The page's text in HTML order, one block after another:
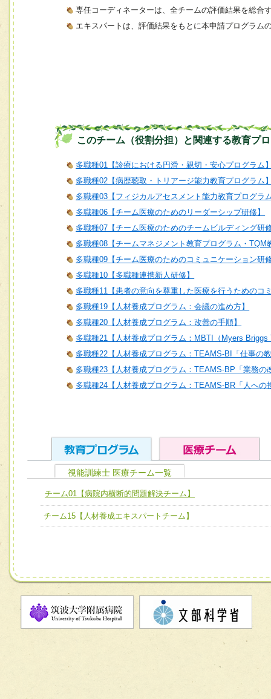
専任コーディネーターは、全チームの評価結果を総合
エキスパートは、評価結果をもとに本申請プログラム
このチーム（役割分担）と関連する教育プ
多職種01【診療における円滑・親切・安心プログラム
多職種02【病歴聴取・トリアージ能力教育プログラム
多職種03【フィジカルアセスメント能力教育プログラ
多職種06【チーム医療のためのリーダーシップ研修】
多職種07【チーム医療のためのチームビルディング研
多職種08【チームマネジメント教育プログラム・TQM
多職種09【チーム医療のためのコミュニケーション研
多職種10【多職種連携新人研修】
多職種11【患者の意向を尊重した医療を行うためのコ
多職種19【人材養成プログラム：会議の進め方】
多職種20【人材養成プログラム：改善の手順】
多職種21【人材養成プログラム：MBTI（Myers
多職種22【人材養成プログラム：TEAMS-BI「仕事の
多職種23【人材養成プログラム：TEAMS-BP「業務の
多職種24【人材養成プログラム：TEAMS-BR「人への
ユニット１ 医療人としての基礎能力
全人的医療を実践する医療人として、必要な基礎能力を身
ける
ユニット３ 多職種連携力
他職種の視点とスキルを学び、相互理解と連携を深める
チーム01【病院内横断的問題解決チーム】
チーム02【地域医療連携推進による高度医療を必要とする
チーム04【口腔ケアチーム】
チーム05【せん妄対策チーム】
チーム06【外来化学療法チーム】
チーム08【地域関係機関と連携した小児リハビリテーショ
チーム】
視能訓練士 医療チーム一覧
チーム01【病院内横断的問題解決チーム】
チーム15【人材養成エキスパートチーム】